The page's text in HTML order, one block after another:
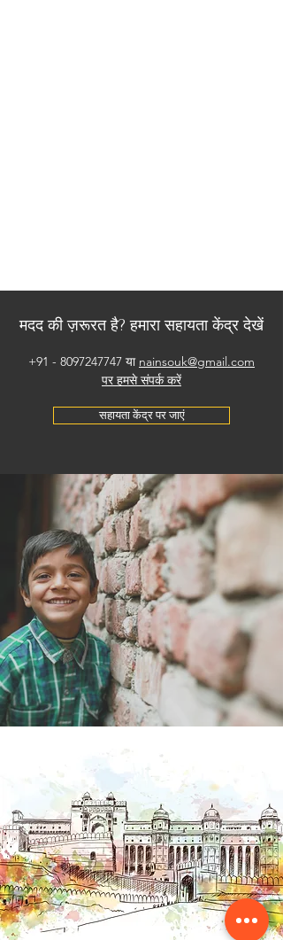
मदद की ज़रूरत है? हमारा सहायता केंद्र देखें
+91 - 8097247747 या nainsouk@gmail.com
पर हमसे संपर्क करें
सहायता केंद्र पर जाएं